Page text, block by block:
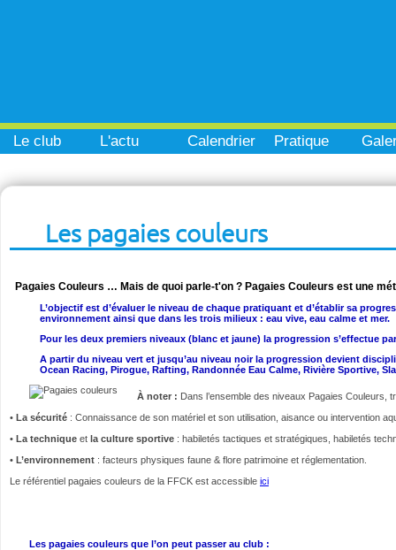
Le club L'actu Calendrier Pratique
Les pagaies couleurs
Pagaies Couleurs … Mais de quoi parle-t'on ? Pagaies Couleurs est une
L’objectif est d’évaluer le niveau de chaque pratiquant et d’établir sa
environnement ainsi que dans les trois milieux : eau vive, eau calme et mer.
Pour les deux premiers niveaux (blanc et jaune) la progression s’effectue
A partir du niveau vert et jusqu’au niveau noir la progression devient
Ocean Racing, Pirogue, Rafting, Randonnée Eau Calme, Rivière Sportive,
À noter : Dans l’ensemble des niveaux Pagaies
• La sécurité : Connaissance de son matériel et son utilisation, aisance ou intervention
• La technique et la culture sportive : habiletés tactiques et stratégiques, habiletés
• L’environnement : facteurs physiques faune & flore patrimoine et réglementation.
Le référentiel pagaies couleurs de la FFCK est accessible ici
Les pagaies couleurs que l’on peut passer au club :